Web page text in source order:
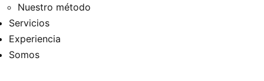
Nuestro método
Servicios
Experiencia
Somos